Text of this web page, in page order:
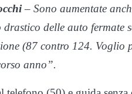
– Sono aumentate
delle auto fermate
(87 contro 124. Voglio
anno”.